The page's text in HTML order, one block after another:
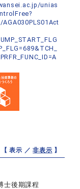
unias
AGA030PLS01Act
【 表示 ／非表示 】
士後期課程